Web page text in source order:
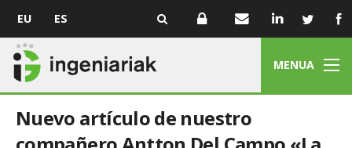
EU ES
MENUA
Nuevo artículo de nuestro